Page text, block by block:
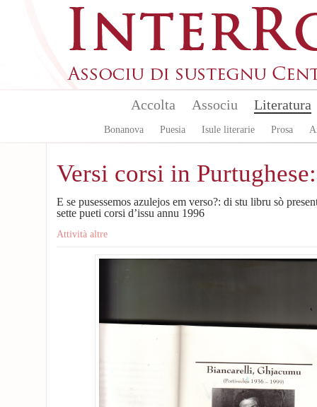
Accolta Associu Literatura
Bonanova Puesia Isule literarie Prosa
Versi corsi in Purtughese:
E se pusessemos azulejos em verso?: di stu libru sò
sette pueti corsi d’issu annu 1996
Attività altre